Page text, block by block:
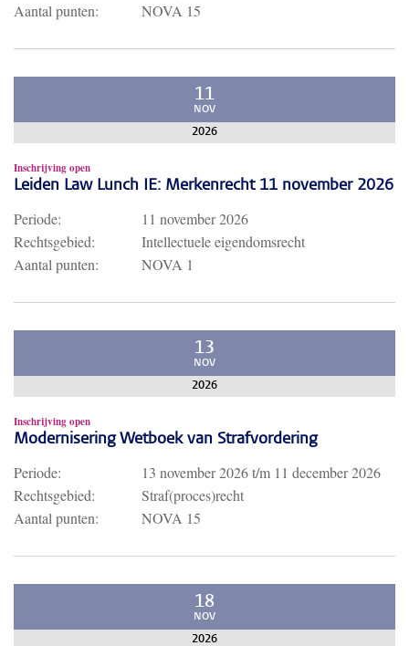
Aantal punten:
NOVA 15
11
NOV
2026
Inschrijving open
Leiden Law Lunch IE: Merkenrecht 11 november 2026
Periode:
11 november 2026
Rechtsgebied:
Intellectuele eigendomsrecht
Aantal punten:
NOVA 1
13
NOV
2026
Inschrijving open
Modernisering Wetboek van Strafvordering
Periode: 13 november 2026t/m 11 december 2026
Rechtsgebied:
Straf(proces)recht
Aantal punten:
NOVA 15
18
NOV
2026